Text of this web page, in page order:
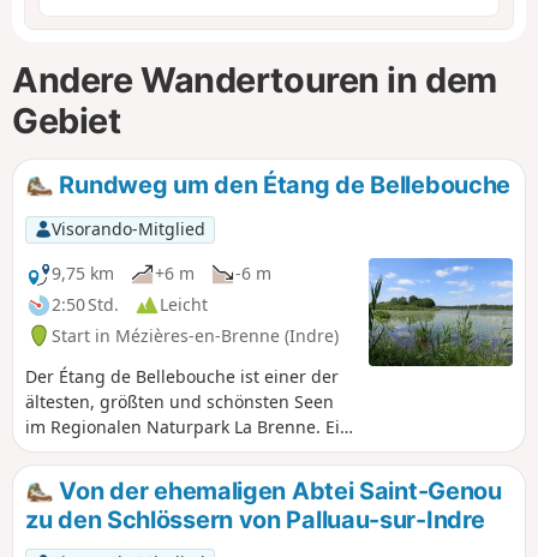
Andere Wandertouren in dem
Gebiet
Rundweg um den Étang de Bellebouche
Visorando-Mitglied
9,75 km
+6 m
-6 m
2:50 Std.
Leicht
Start in Mézières-en-Brenne (Indre)
Der Étang de Bellebouche ist einer der
ältesten, größten und schönsten Seen
im Regionalen Naturpark La Brenne. Ein
kleiner Teil ist für Wassersport
reserviert, aber der größte Teil ist
Naturgebiet, das Sie in aller Ruhe mit
einem Fernglas von drei
Von der ehemaligen Abtei Saint-Genou
zu den Schlössern von Palluau-sur-Indre